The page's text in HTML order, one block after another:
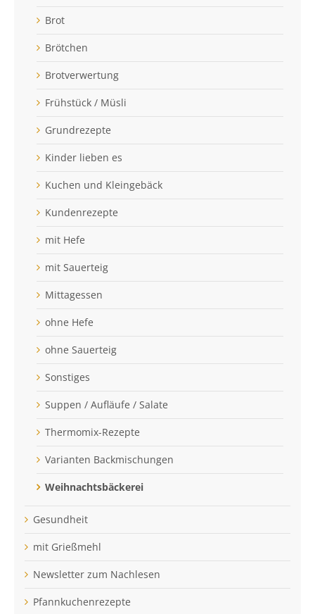
Brot
Brötchen
Brotverwertung
Frühstück / Müsli
Grundrezepte
Kinder lieben es
Kuchen und Kleingebäck
Kundenrezepte
mit Hefe
mit Sauerteig
Mittagessen
ohne Hefe
ohne Sauerteig
Sonstiges
Suppen / Aufläufe / Salate
Thermomix-Rezepte
Varianten Backmischungen
Weihnachtsbäckerei
Gesundheit
mit Grießmehl
Newsletter zum Nachlesen
Pfannkuchenrezepte